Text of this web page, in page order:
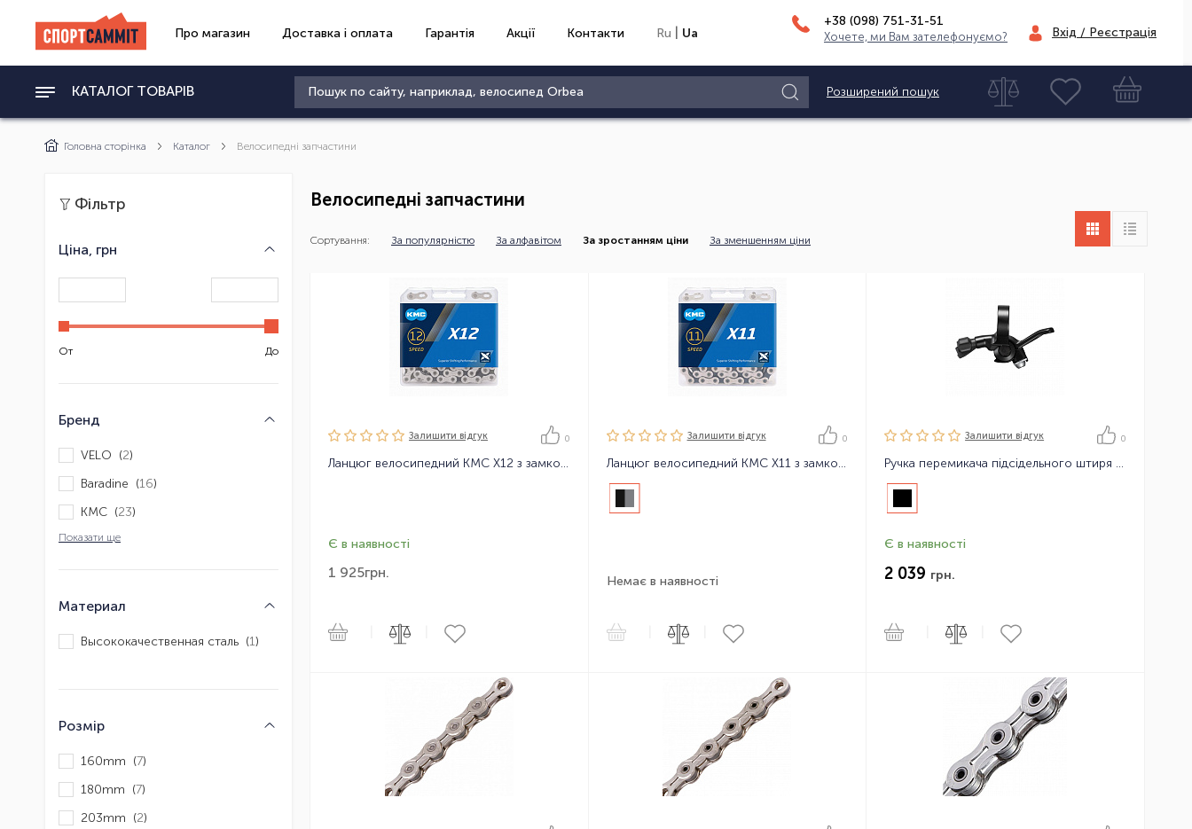
Про магазин Доставка і оплата Гарантія Акції Контакти Ru Ua
+38 (098) 751-31-51
Хочете, ми Вам зателефонуємо? Вхід / Реєстрація
КАТАЛОГ ТОВАРІВ Розширений пошук
Головна сторінка Каталог Велосипедні запчастини
Фільтр
Ціна, грн
От До
Бренд
VELO (2)
Baradine (16)
KMC (23)
Показати ще
Материал
Высококачественная сталь (1)
Розмір
160mm (7)
180mm (7)
203mm (2)
Велосипедні запчастини
Сортування: За популярністю За алфавітом За зростанням ціни За зменшенням ціни
Залишити вiдгук 0
Ланцюг велосипедний KMC X12 з замком, 126 ланок, 12 зірок
Є в наявності
1 925грн.
Залишити вiдгук 0
Ланцюг велосипедний KMC X11 з замком, 114 ланок, 11 зірок
Немає в наявності
Залишити вiдгук 0
Ручка перемикача підсідельного штиря Shimano MT500 21
Є в наявності
2 039 грн.